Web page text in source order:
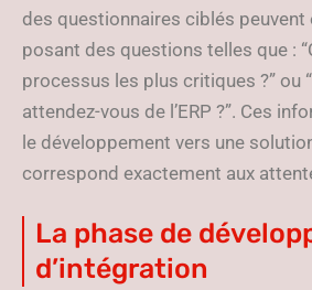
des questionnaires ciblés peuvent
posant des questions telles que :
processus les plus critiques ?” ou
attendez-vous de l’ERP ?”. Ces
le développement vers une
correspond exactement aux
La phase de
d’intégration